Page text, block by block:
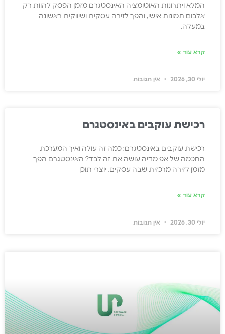
המלא ויתרונות האוטומציה האינסטגרם מזמן הפסק להוות רק
אלבום תמונות אישי, והפך לזירה עסקית ושיווקית ראשונה
במעלה.
קרא עוד »
יולי 30, 2026 אין תגובות
רכישת עוקבים באינסטגרם
רכישת עוקבים באינסטגרם: כמה זה עולה ואיך המערכת
החכמה של אפ מדיה עושה את זה לבד? האינסטגרם הפך
מזמן לזירה מרכזית שבה עסקים, יוצרי תוכן
קרא עוד »
יולי 30, 2026 אין תגובות